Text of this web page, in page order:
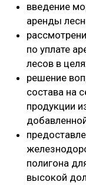
введение
аренды
по уплате
лесов в
решение
состава на
продукции
полигона
высокой